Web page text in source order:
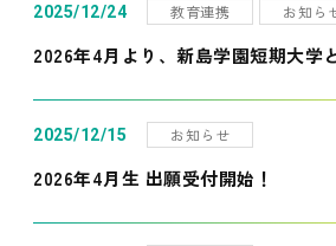
2025/12/24 教育連携 お知ら
2026年4月より、新島学園短期大学
2025/12/15 お知らせ
2026年4月生 出願受付開始！